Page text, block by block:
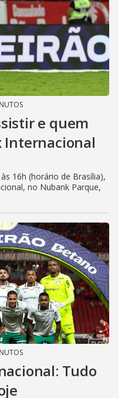
e quem
Internacional
16h (horário de Brasília),
no Nubank Parque,
Tudo